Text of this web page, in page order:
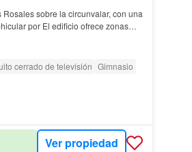
sobre la circunvalar, con una
por El edificio ofrece zonas
cerrado de televisión Gimnasio
Ver propiedad